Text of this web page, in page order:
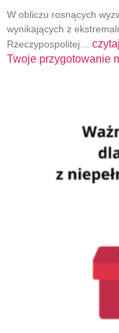
W obliczu rosnących
wynikających z
Rzeczypospolitej…
Twoje przygotowanie